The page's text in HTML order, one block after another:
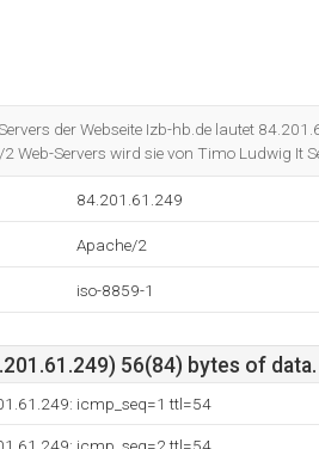
der Webseite Izb-hb.de lautet
Web-Servers wird sie von Timo Ludwig It
84.201.61.249
Apache/2
iso-8859-1
56(84) bytes of data.
icmp_seq=1 ttl=54